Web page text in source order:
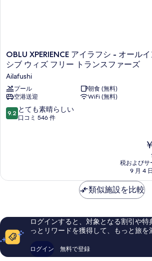
OBLU
XPERIENCE
ア
イ
ラ
フ
シ
-
ル
ウ
ズ
フ
OBLU XPERIENCE アイラフシ - オール
シブ ウィズ フリー トランスファーズ
Ailafushi
プール
朝食 (無料)
空港送迎
WiFi (無料)
10
段
素
い、
コ
ミ
9.2 とても素晴らしい
口コミ 546 件
現
の
料
金
は
￥
税およびサ
9 月 4
類似施設を比較
ログインすると、対象となる割引や特
っとリワードを獲得して、もっと旅を
ログイン 無料で登録